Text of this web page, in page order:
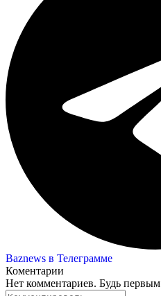
Baznews в Телеграмме
Коментарии
Нет комментариев. Будь первым